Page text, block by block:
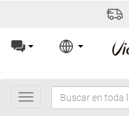
Toggle
navigation